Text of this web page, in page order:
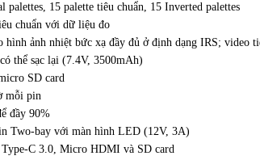
palettes, 15 palette tiêu chuẩn, 15 Inverted palettes
chuẩn với dữ liệu đo
ảnh nhiệt bức xạ đầy đủ ở định dạng IRS; video
thể sạc lại (7.4V, 3500mAh)
SD card
mỗi pin
đầy 90%
Two-bay với màn hình LED (12V, 3A)
C 3.0, Micro HDMI và SD card